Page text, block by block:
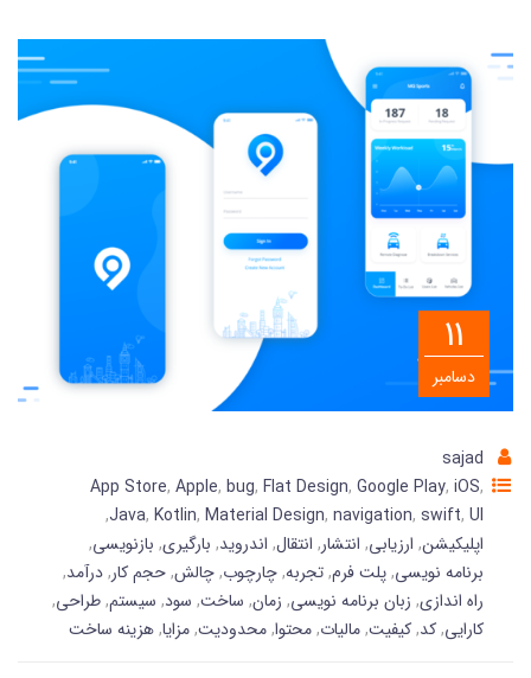
11
دسامبر
sajad
App Store, Apple, bug, Flat Design, Google Play, iOS,
Java, Kotlin, Material Design, navigation, swift, UI
,
اپلیکیشن, ارزیابی, انتشار, انتقال, اندروید, بارگیری, بازنویسی,
برنامه نویسی,پلت فرم,تجربه,چارچوب,چالش,حجم کار,درآمد,
راه اندازی, زبان برنامه نویسی, زمان, ساخت, سود, سیستم,طراحی,
کارایی,کد,کیفیت,مالیات,محتوا,محدودیت,مزایا,هزینه ساخت